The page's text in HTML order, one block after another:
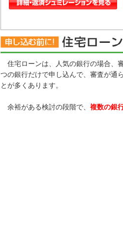
住宅ローンは、人気の銀行の場合、
つの銀行だけで申し込んで、審査が通
とが多くあります。
余裕がある検討の段階で、 複数の銀